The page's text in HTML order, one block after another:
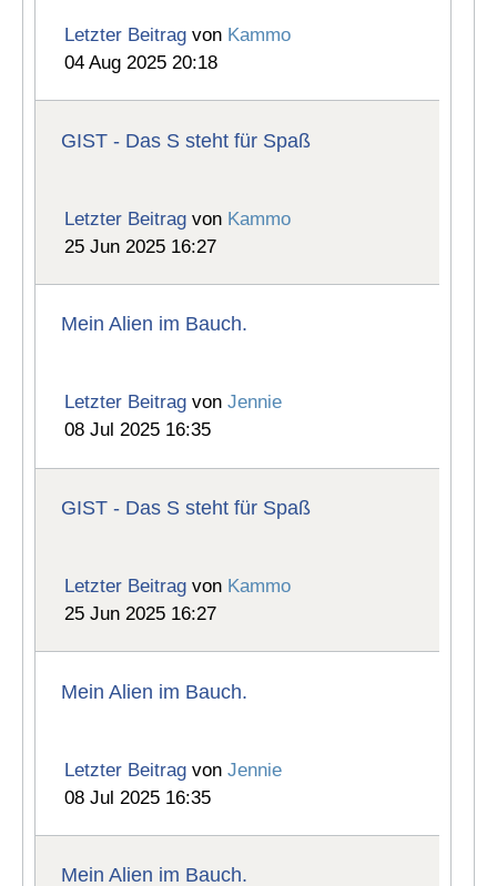
Letzter Beitrag von Kammo
04 Aug 2025 20:18
GIST - Das S steht für Spaß
Letzter Beitrag von Kammo
25 Jun 2025 16:27
Mein Alien im Bauch.
Letzter Beitrag vonJennie
08 Jul 2025 16:35
GIST - Das S steht für Spaß
Letzter Beitrag von Kammo
25 Jun 2025 16:27
Mein Alien im Bauch.
Letzter Beitrag vonJennie
08 Jul 2025 16:35
Mein Alien im Bauch.